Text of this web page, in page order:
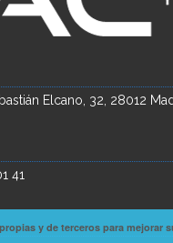
Elcano, 32, 28012
41
y de terceros para